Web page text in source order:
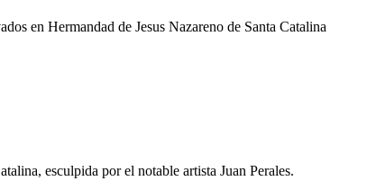
en Hermandad de Jesus Nazareno de Santa Catalina
esculpida por el notable artista Juan Perales.